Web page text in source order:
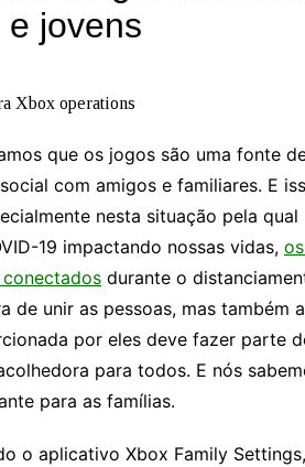
jovens
Xbox operations
que os jogos são uma fonte
com amigos e familiares. E
nesta situação pela qual
19 impactando nossas vidas,
durante o
de unir as pessoas, mas também
por eles deve fazer parte
para todos. E nós
para as famílias.
o aplicativo Xbox Family